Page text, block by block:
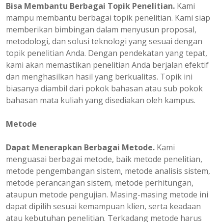
Bisa Membantu Berbagai Topik Penelitian. Kami
mampu membantu berbagai topik penelitian. Kami siap
memberikan bimbingan dalam menyusun proposal,
metodologi, dan solusi teknologi yang sesuai dengan
topik penelitian Anda. Dengan pendekatan yang tepat,
kami akan memastikan penelitian Anda berjalan efektif
dan menghasilkan hasil yang berkualitas. Topik ini
biasanya diambil dari pokok bahasan atau sub pokok
bahasan mata kuliah yang disediakan oleh kampus.
Metode
Dapat Menerapkan Berbagai Metode. Kami
menguasai berbagai metode, baik metode penelitian,
metode pengembangan sistem, metode analisis sistem,
metode perancangan sistem, metode perhitungan,
ataupun metode pengujian. Masing-masing metode ini
dapat dipilih sesuai kemampuan klien, serta keadaan
atau kebutuhan penelitian. Terkadang metode harus